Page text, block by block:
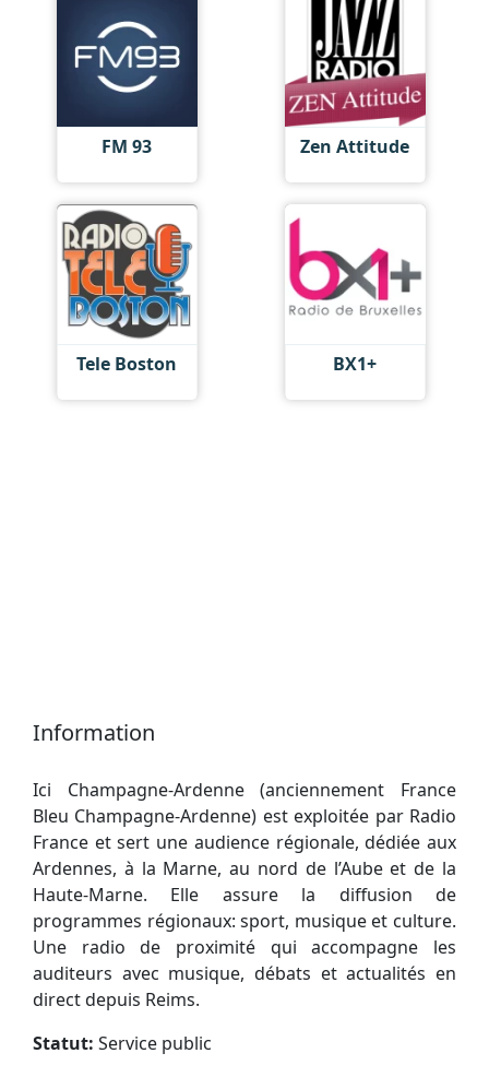
FM 93 Zen Attitude
Tele Boston BX1+
Information
Ici Champagne-Ardenne (anciennement France
Bleu Champagne-Ardenne) est exploitée par Radio
France et sert une audience régionale, dédiée aux
Ardennes, à la Marne, au nord de l’Aube et de la
Haute-Marne. Elle assure la diffusion de
programmes régionaux: sport, musique et culture.
Une radio de proximité qui accompagne les
auditeurs avec musique, débats et actualités en
direct depuis Reims.
Statut: Service public